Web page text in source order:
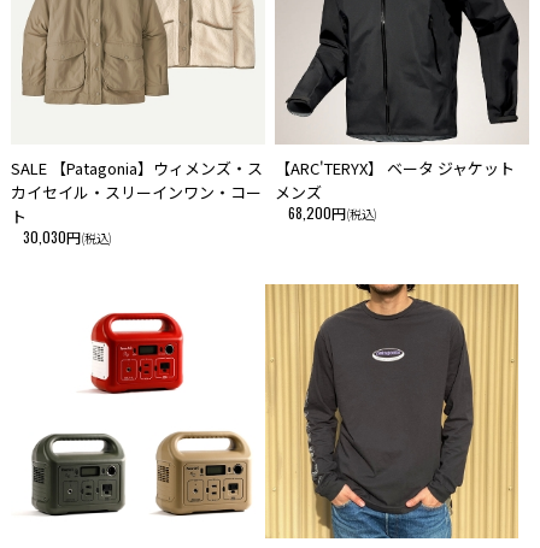
SALE 【Patagonia】ウィメンズ・ス
カイセイル・スリーインワン・コー
ト
30,030円(税込)
【ARC'TERYX】 ベータ ジャケット
メンズ
68,200円(税込)